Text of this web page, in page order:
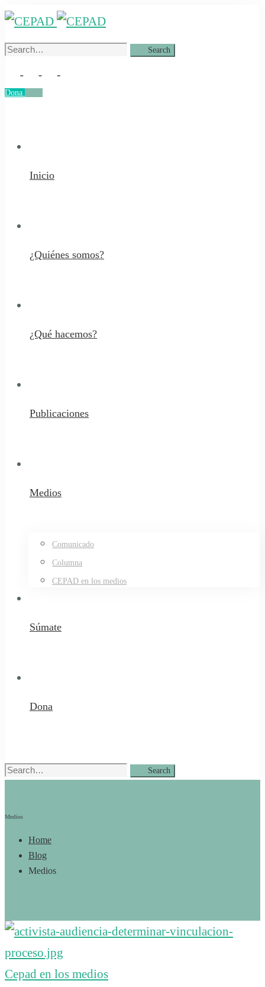
Search
Search
Dona
Inicio
¿Quiénes somos?
¿Qué hacemos?
Publicaciones
Medios
Comunicado
Columna
CEPAD en los medios
Súmate
Dona
Search
Search
Medios
Home
Blog
Medios
Cepad en los medios